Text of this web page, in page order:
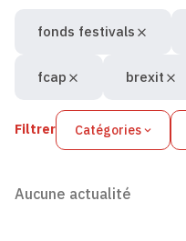
Filtrer Catégories
fonds festivals
fcap brexit
Aucune actualité